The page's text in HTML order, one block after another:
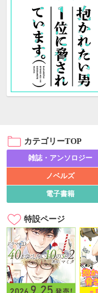
カテゴリーTOP
雑誌・アンソロジー
ノベルズ
電子書籍
特設ページ